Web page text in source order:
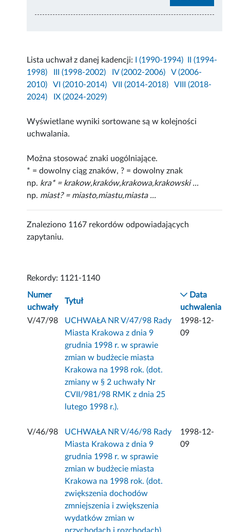
Lista uchwał z danej kadencji: I (1990-1994)
II (1994-
1998)
III (1998-2002) IV (2002-2006)
V (2006-
2010)
VI (2010-2014) VII (2014-2018)
VIII (2018-
2024)
IX (2024-2029)
Wyświetlane wyniki sortowane są w kolejności
uchwalania.
Można stosować znaki uogólniające.
* = dowolny ciąg znaków, ? = dowolny znak
np. kra* = krakow,kraków,krakowa,krakowski ...
np. miast? = miasto,miastu,miasta ...
Znaleziono 1167 rekordów odpowiadających
zapytaniu.
Rekordy: 1121-1140
Numer
uchwały
Tytuł
Data
uchwalenia
V/47/98
UCHWAŁA NR V/47/98 Rady
Miasta Krakowa z dnia 9
grudnia 1998 r. w sprawie
zmian w budżecie miasta
Krakowa na 1998 rok. (dot.
zmiany w § 2 uchwały Nr
CVII/981/98 RMK z dnia 25
lutego 1998 r.).
1998-12-
09
V/46/98
UCHWAŁA NR V/46/98 Rady
Miasta Krakowa z dnia 9
grudnia 1998 r. w sprawie
zmian w budżecie miasta
Krakowa na 1998 rok. (dot.
zwiększenia dochodów
zmniejszenia i zwiększenia
wydatków zmian w
1998-12-
09